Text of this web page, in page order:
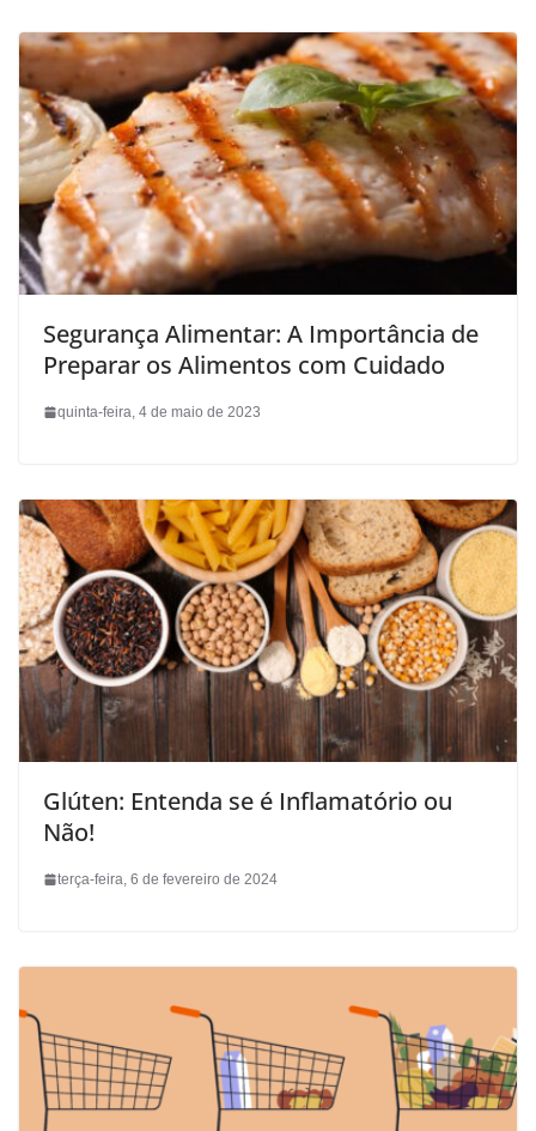
Segurança Alimentar: A Importância de
Preparar os Alimentos com Cuidado
quinta-feira, 4 de maio de 2023
Glúten: Entenda se é Inflamatório ou
Não!
terça-feira, 6 de fevereiro de 2024